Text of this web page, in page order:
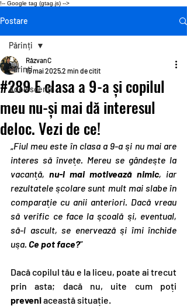
!-- Google tag (gtag.js) -->
Postare
Părinți
Adolescenți
Părinți
#289 E clasa a 9-a și copilul
meu nu-și mai dă interesul
deloc. Vezi de ce!
RăzvanC
15 mai 20252 min de citit
„Fiul meu este în clasa a 9-a și nu mai are
interes să învețe. Mereu se gândește la
vacanță, nu-l mai motivează nimic, iar
rezultatele școlare sunt mult mai slabe în
comparație cu anii anteriori. Dacă vreau
să verific ce face la școală și, eventual,
să-l ascult, se enervează și îmi închide
ușa. Ce pot face?”
Dacă copilul tău e la liceu, poate ai trecut
preveni această situație.